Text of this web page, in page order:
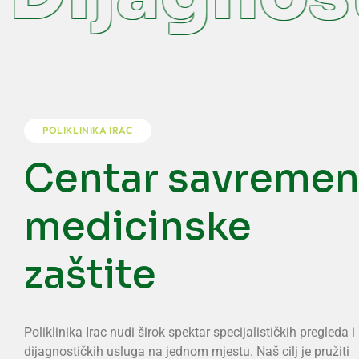
POLIKLINIKA IRAC
Centar
medicinske
zaštite
Poliklinika Irac nudi širok spektar specijalističkih pregleda i
dijagnostičkih usluga na jednom mjestu. Naš cilj je pružiti